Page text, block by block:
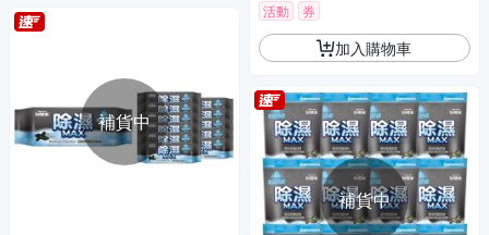
補貨中
活動 券
加入購物車
補貨中